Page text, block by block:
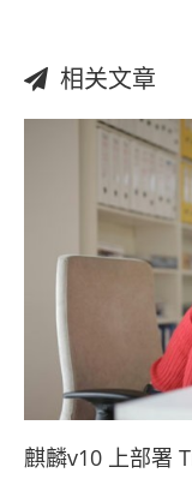
相关文章
麒麟v10 上部署